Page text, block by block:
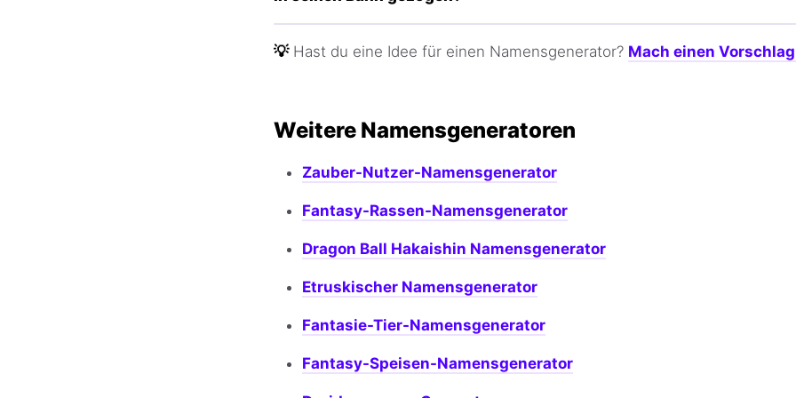
💡 Hast du eine Idee für einen Namensgenerator? Mach einen
Weitere Namensgeneratoren
Zauber-Nutzer-Namensgenerator
Fantasy-Rassen-Namensgenerator
Dragon Ball Hakaishin Namensgenerator
Etruskischer Namensgenerator
Fantasie-Tier-Namensgenerator
Fantasy-Speisen-Namensgenerator